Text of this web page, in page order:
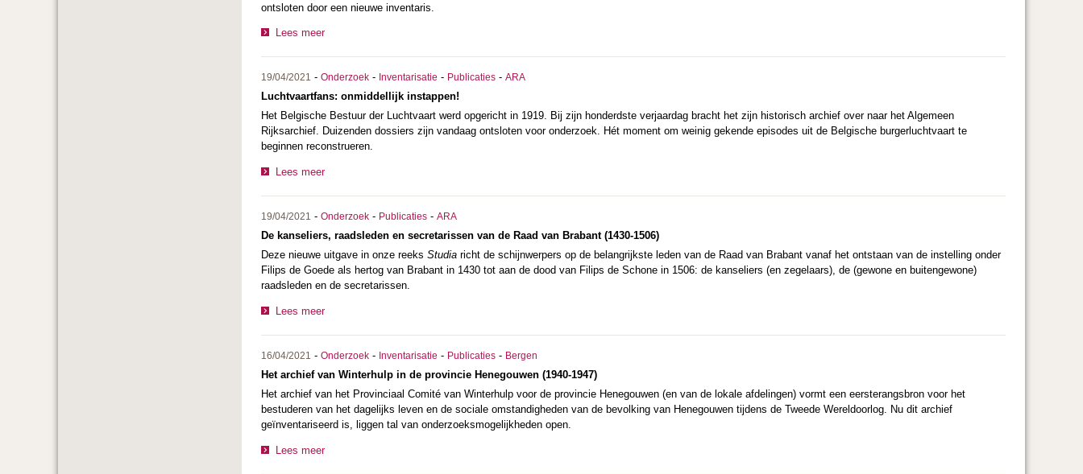
ontsloten door een nieuwe inventaris.
Lees meer
19/04/2021 - Onderzoek - Inventarisatie - Publicaties - ARA
Luchtvaartfans: onmiddellijk instappen!
Het Belgische Bestuur der Luchtvaart werd opgericht in 1919. Bij zijn honderdste verjaardag bracht het zijn historisch archief over naar het Algemeen
Rijksarchief. Duizenden dossiers zijn vandaag ontsloten voor onderzoek. Hét moment om weinig gekende episodes uit de Belgische burgerluchtvaart te
beginnen reconstrueren.
Lees meer
19/04/2021 - Onderzoek - Publicaties - ARA
De kanseliers, raadsleden en secretarissen van de Raad van Brabant (1430-1506)
Deze nieuwe uitgave in onze reeks Studia richt de schijnwerpers op de belangrijkste leden van de Raad van Brabant vanaf het ontstaan van de instelling onder
Filips de Goede als hertog van Brabant in 1430 tot aan de dood van Filips de Schone in 1506: de kanseliers (en zegelaars), de (gewone en buitengewone)
raadsleden en de secretarissen.
Lees meer
16/04/2021 - Onderzoek - Inventarisatie - Publicaties - Bergen
Het archief van Winterhulp in de provincie Henegouwen (1940-1947)
Het archief van het Provinciaal Comité van Winterhulp voor de provincie Henegouwen (en van de lokale afdelingen) vormt een eersterangsbron voor het
bestuderen van het dagelijks leven en de sociale omstandigheden van de bevolking van Henegouwen tijdens de Tweede Wereldoorlog. Nu dit archief
geïnventariseerd is, liggen tal van onderzoeksmogelijkheden open.
Lees meer